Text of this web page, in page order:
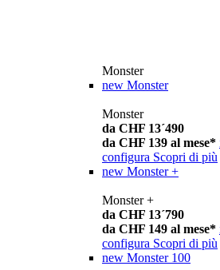
Monster
new Monster
Monster
da CHF 13´490
da CHF 139 al mese*
configura Scopri di più
new Monster +
Monster +
da CHF 13´790
da CHF 149 al mese*
configura Scopri di più
new Monster 100